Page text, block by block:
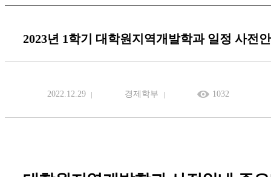
2023년 1학기 대학원지역개발학과 일정 사전
2022.12.29 경제학부 1032